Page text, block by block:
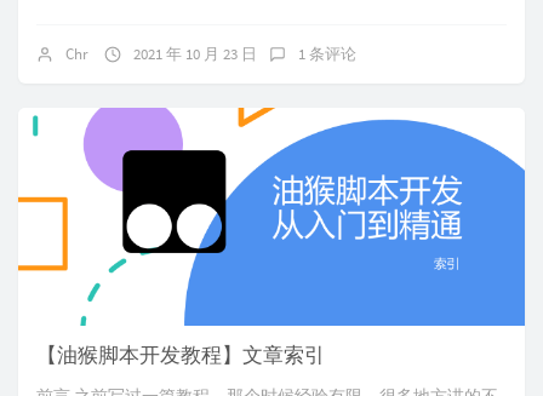
Chr 2021 年 10 月 23 日 1 条评论
【油猴脚本开发教程】文章索引